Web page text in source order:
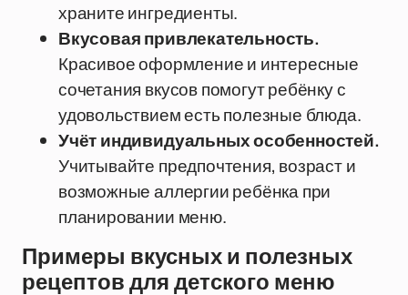
храните ингредиенты.
Вкусовая привлекательность.
Красивое оформление и интересные
сочетания вкусов помогут ребёнку с
удовольствием есть полезные блюда.
Учёт индивидуальных особенностей.
Учитывайте предпочтения, возраст и
возможные аллергии ребёнка при
планировании меню.
Примеры вкусных и полезных
рецептов для детского меню